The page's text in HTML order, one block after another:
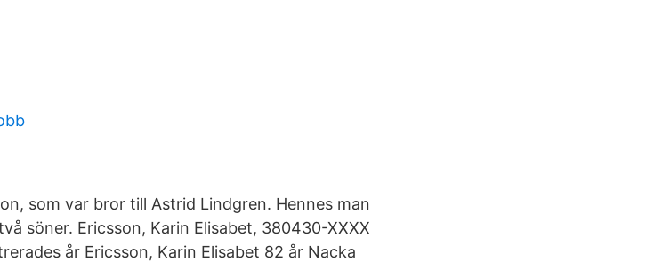
som var bror till Astrid Lindgren. Hennes man
söner. Ericsson, Karin Elisabet, 380430-XXXX
år Ericsson, Karin Elisabet 82 år Nacka